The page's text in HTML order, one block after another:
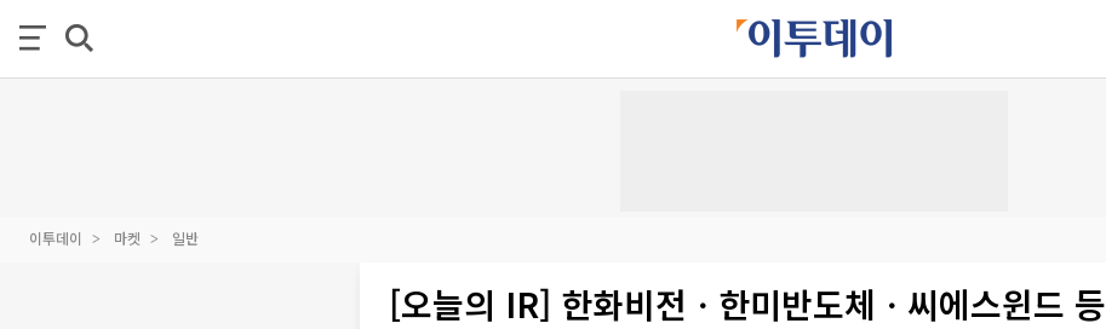
이투데이 마켓 일반
[오늘의 IR] 한화비전ㆍ한미반도체ㆍ씨에스윈드 등